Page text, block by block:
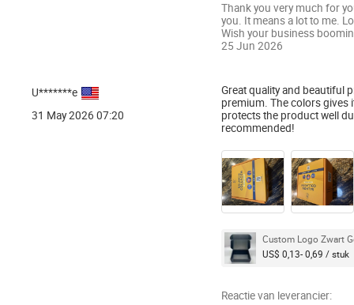
Thank you very much for
you. It means a lot to me.
Wish your business
25 Jun 2026
U*******e
31 May 2026 07:20
Great quality and beautiful
premium. The colors gives
protects the product well
recommended!
Custom Logo Zwart
US$ 0,13- 0,69 / stuk
Reactie van leverancier: